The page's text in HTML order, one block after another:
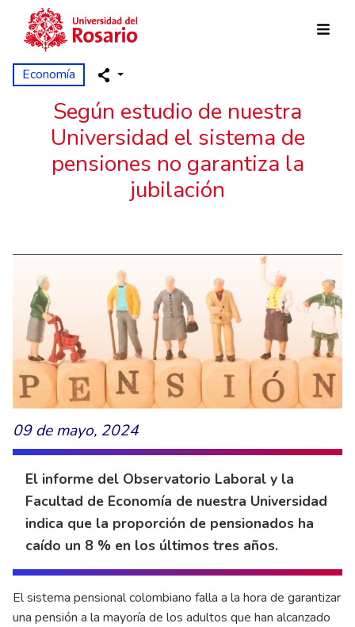
Pasar al contenido principal
Economía
Según estudio de nuestra
Universidad el sistema de
pensiones no garantiza la
jubilación
09 de mayo, 2024
El informe del Observatorio Laboral y la
Facultad de Economía de nuestra Universidad
indica que la proporción de pensionados ha
caído un 8 % en los últimos tres años.
El sistema pensional colombiano falla a la hora de garantizar
una pensión a la mayoría de los adultos que han alcanzado